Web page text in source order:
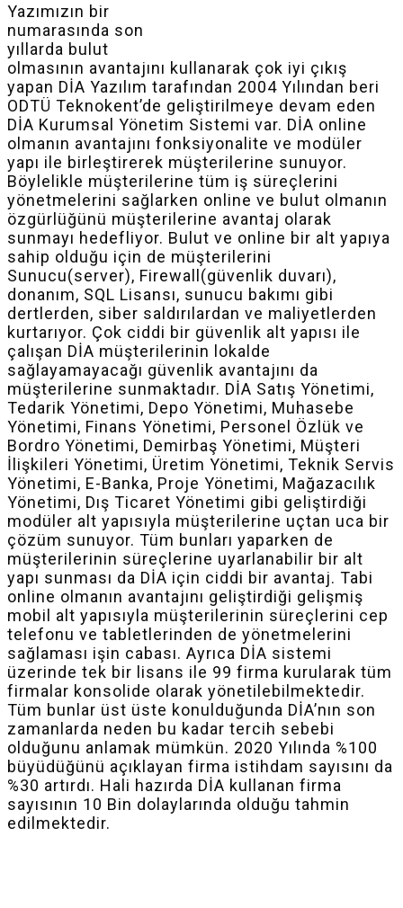
Yazımızın bir
numarasında son
yıllarda bulut
olmasının avantajını kullanarak çok iyi çıkış
yapan DİA Yazılım tarafından 2004 Yılından beri
ODTÜ Teknokent’de geliştirilmeye devam eden
DİA Kurumsal Yönetim Sistemi var. DİA online
olmanın avantajını fonksiyonalite ve modüler
yapı ile birleştirerek müşterilerine sunuyor.
Böylelikle müşterilerine tüm iş süreçlerini
yönetmelerini sağlarken online ve bulut olmanın
özgürlüğünü müşterilerine avantaj olarak
sunmayı hedefliyor. Bulut ve online bir alt yapıya
sahip olduğu için de müşterilerini
Sunucu(server), Firewall(güvenlik duvarı),
donanım, SQL Lisansı, sunucu bakımı gibi
dertlerden, siber saldırılardan ve maliyetlerden
kurtarıyor. Çok ciddi bir güvenlik alt yapısı ile
çalışan DİA müşterilerinin lokalde
sağlayamayacağı güvenlik avantajını da
müşterilerine sunmaktadır. DİA Satış Yönetimi,
Tedarik Yönetimi, Depo Yönetimi, Muhasebe
Yönetimi, Finans Yönetimi, Personel Özlük ve
Bordro Yönetimi, Demirbaş Yönetimi, Müşteri
İlişkileri Yönetimi, Üretim Yönetimi, Teknik Servis
Yönetimi, E-Banka, Proje Yönetimi, Mağazacılık
Yönetimi, Dış Ticaret Yönetimi gibi geliştirdiği
modüler alt yapısıyla müşterilerine uçtan uca bir
çözüm sunuyor. Tüm bunları yaparken de
müşterilerinin süreçlerine uyarlanabilir bir alt
yapı sunması da DİA için ciddi bir avantaj. Tabi
online olmanın avantajını geliştirdiği gelişmiş
mobil alt yapısıyla müşterilerinin süreçlerini cep
telefonu ve tabletlerinden de yönetmelerini
sağlaması işin cabası. Ayrıca DİA sistemi
üzerinde tek bir lisans ile 99 firma kurularak tüm
firmalar konsolide olarak yönetilebilmektedir.
Tüm bunlar üst üste konulduğunda DİA’nın son
zamanlarda neden bu kadar tercih sebebi
olduğunu anlamak mümkün. 2020 Yılında %100
büyüdüğünü açıklayan firma istihdam sayısını da
%30 artırdı. Hali hazırda DİA kullanan firma
sayısının 10 Bin dolaylarında olduğu tahmin
edilmektedir.